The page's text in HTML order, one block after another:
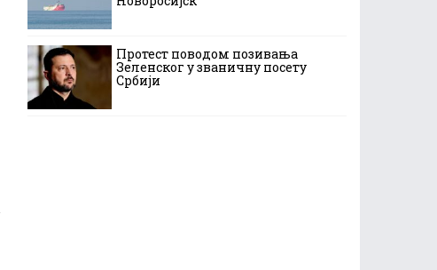
Протест поводом позивања
Зеленског у званичну посету
Србији